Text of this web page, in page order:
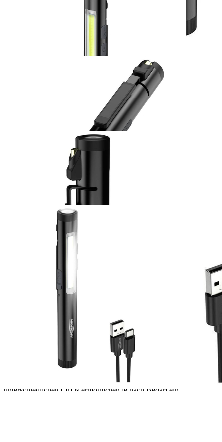
ANSMANN
Stiftleuchte Penlight
4in1R Akku-
Arbeitsleuchte
24,99 €
inkl. MwSt. zzgl. Versand
Zum Warenkorb hinzufügen
Zur Wunschliste hinzufügen
Verfügbare Menge: 5
Lieferzeit: ca. 3 - 5 Tage
Durch den Einsatz der 3W COB-LED erzeugt die Lampe ein helles
Die Leuchte erreicht dabei eine Helligkeit bis zu 500 Lux und 600
Lumen bei einer Farbtemperatur von 6500K. Zusätzlich verfügt sie
über eine 2W SMD-LED mit Punktfokussierung, die durch eine
Farbtemperatur von 7000K ein intensives Licht erzeugt. Die beiden
unterschiedlichen LEDs ermöglichen je nach Bedarf ein